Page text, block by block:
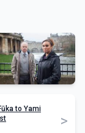
to Yami
>